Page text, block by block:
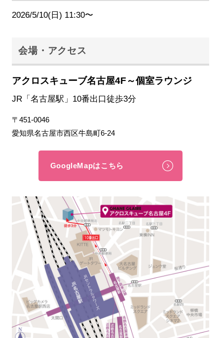
2026/5/10(日) 11:30〜
会場・アクセス
アクロスキューブ名古屋4F～個室ラウンジ
JR「名古屋駅」10番出口徒歩3分
〒451-0046
愛知県名古屋市西区牛島町6-24
GoogleMapはこちら